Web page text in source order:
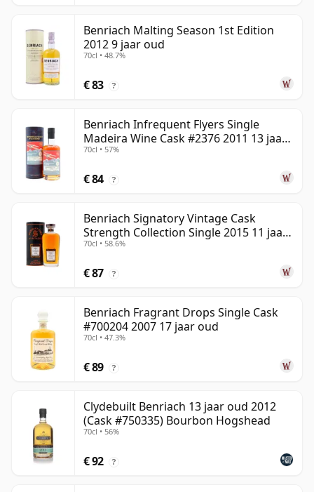
Benriach Malting Season 1st Edition
2012 9 jaar oud
70cl • 48.7%
€ 83 ?
Benriach Infrequent Flyers Single
Madeira Wine Cask #2376 2011 13 jaar
oud
70cl • 57%
€ 84 ?
Benriach Signatory Vintage Cask
Strength Collection Single 2015 11 jaar
oud
70cl • 58.6%
€ 87 ?
Benriach Fragrant Drops Single Cask
#700204 2007 17 jaar oud
70cl • 47.3%
€ 89 ?
Clydebuilt Benriach 13 jaar oud 2012
(Cask #750335) Bourbon Hogshead
70cl • 56%
€ 92 ?